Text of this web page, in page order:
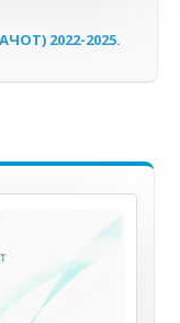
2022-2025.